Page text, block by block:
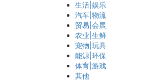
生活|娱乐
汽车|物流
贸易|会展
农业|生鲜
宠物|玩具
能源|环保
体育|游戏
其他